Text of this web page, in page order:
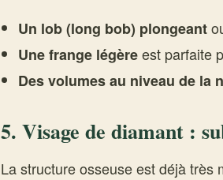
Un lob (long bob) plongeant
Une frange légèreest parfaite
Des volumes au niveau de la
5. Visage de diamant :
La structure osseuse est déjà très